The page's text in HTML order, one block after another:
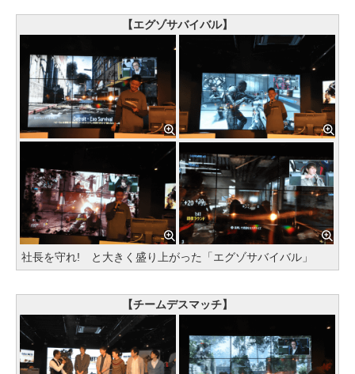
【エグゾサバイバル】
社長を守れ! と大きく盛り上がった「エグゾサバイバル」
【チームデスマッチ】